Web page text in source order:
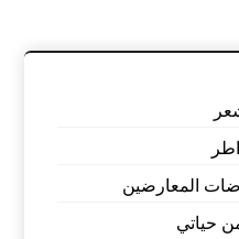
المعارضين
حياتي